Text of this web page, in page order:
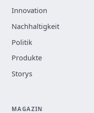
Innovation
Nachhaltigkeit
Politik
Produkte
Storys
MAGAZIN